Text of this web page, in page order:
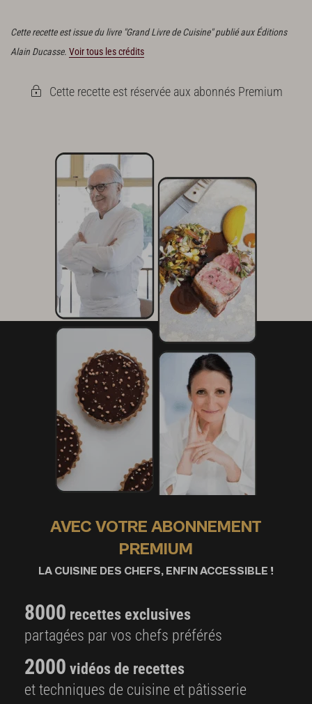
Cette recette est issue du livre "Grand Livre de Cuisine" publié aux Éditions
Alain Ducasse. Voir tous les crédits
Cette recette est réservée aux abonnés Premium
AVEC VOTRE ABONNEMENT
PREMIUM
LA CUISINE DES CHEFS, ENFIN ACCESSIBLE !
8000 recettes exclusives
partagées par vos chefs préférés
2000 vidéos de recettes
et techniques de cuisine et pâtisserie